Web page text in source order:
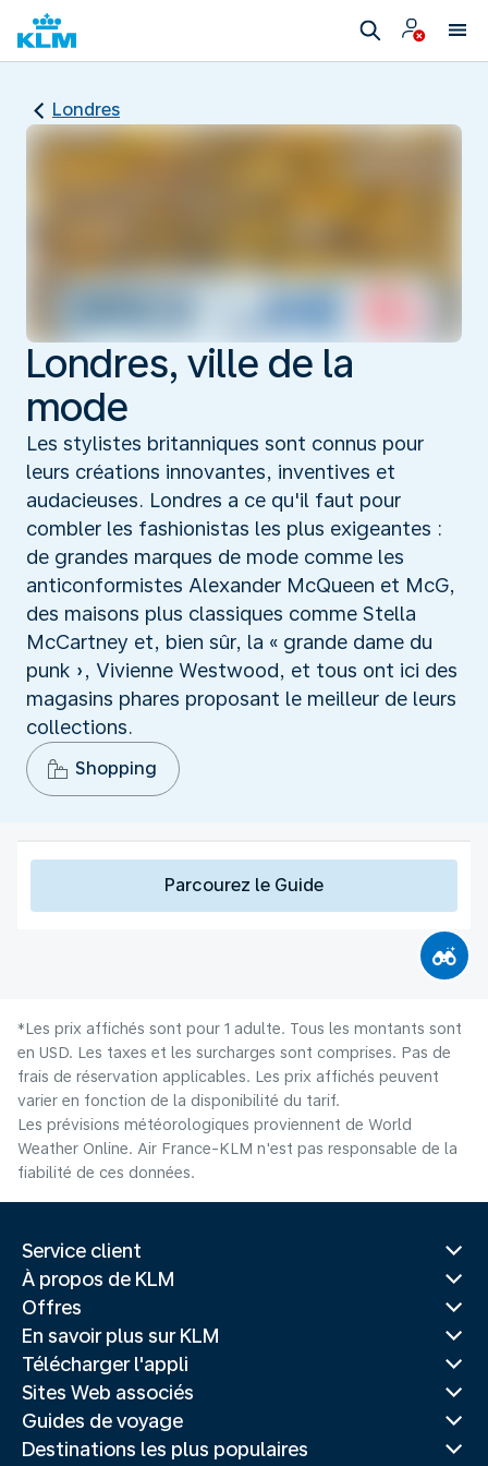
Londres
Londres, ville de la
mode
Les stylistes britanniques sont connus pour
leurs créations innovantes, inventives et
audacieuses. Londres a ce qu'il faut pour
combler les fashionistas les plus exigeantes :
de grandes marques de mode comme les
anticonformistes Alexander McQueen et McG,
des maisons plus classiques comme Stella
McCartney et, bien sûr, la « grande dame du
punk », Vivienne Westwood, et tous ont ici des
magasins phares proposant le meilleur de leurs
collections.
Shopping
Parcourez le Guide
*Les prix affichés sont pour 1 adulte. Tous les montants sont
en USD. Les taxes et les surcharges sont comprises. Pas de
frais de réservation applicables. Les prix affichés peuvent
varier en fonction de la disponibilité du tarif.
Les prévisions météorologiques proviennent de World
Weather Online. Air France-KLM n'est pas responsable de la
fiabilité de ces données.
Service client
À propos de KLM
Offres
En savoir plus sur KLM
Télécharger l'appli
Sites Web associés
Guides de voyage
Destinations les plus populaires